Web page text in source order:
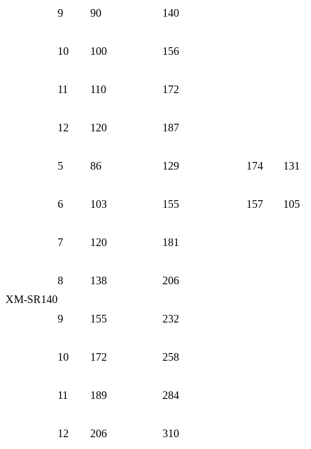
9 90 140
10 100 156
11 110 172
12 120 187
XM-SR140
5 86 129 174 131
6 103 155 157 105
7 120 181
8 138 206
9 155 232
10 172 258
11 189 284
12 206 310